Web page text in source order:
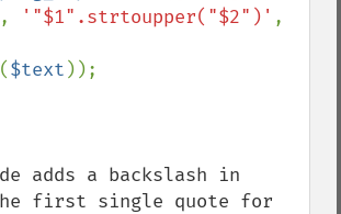
, '"$1".strtoupper("$2")' ,
($text ));
adds a backslash in
first single quote for